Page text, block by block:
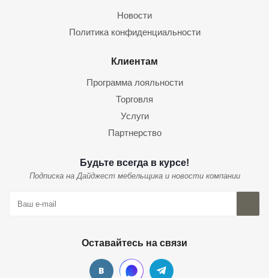
Новости
Политика конфиденциальности
Клиентам
Программа лояльности
Торговля
Услуги
Партнерство
Будьте всегда в курсе!
Подписка на Дайджест мебельщика и новости компании
Оставайтесь на связи